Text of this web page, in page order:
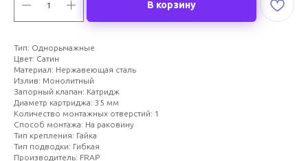
В корзину
Тип: Однорычажные
Цвет: Сатин
Материал: Нержавеющая сталь
Излив: Монолитный
Запорный клапан: Катридж
Диаметр картриджа: 35 мм
Количество монтажных отверстий: 1
Способ монтажа: На раковину
Тип крепления: Гайка
Тип подводки: Гибкая
Производитель: FRAP